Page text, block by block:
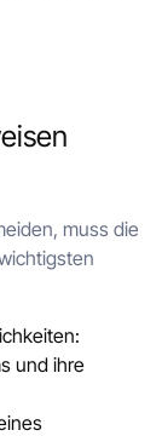
muss die
und ihre